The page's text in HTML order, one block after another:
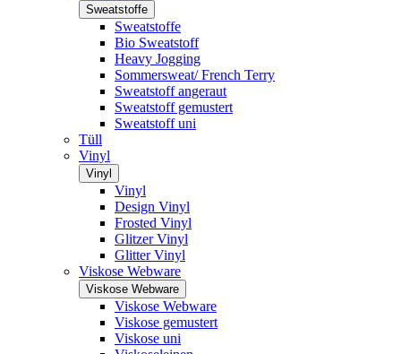
Sweatstoffe
Sweatstoffe
Bio Sweatstoff
Heavy Jogging
Sommersweat/ French Terry
Sweatstoff angeraut
Sweatstoff gemustert
Sweatstoff uni
Tüll
Vinyl
Vinyl
Vinyl
Design Vinyl
Frosted Vinyl
Glitzer Vinyl
Glitter Vinyl
Viskose Webware
Viskose Webware
Viskose Webware
Viskose gemustert
Viskose uni